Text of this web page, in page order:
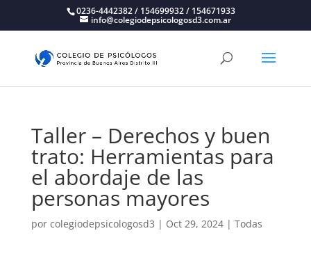
0236-4442382 / 154699932 / 154671933
info@colegiodepsicologosd3.com.ar
Taller – Derechos y buen
trato: Herramientas para
el abordaje de las
personas mayores
por colegiodepsicologosd3 | Oct 29, 2024| Todas